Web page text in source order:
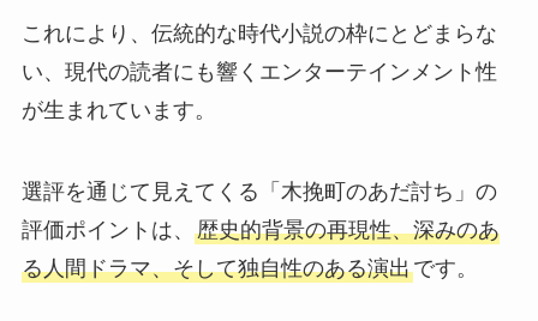
これにより、伝統的な時代小説の枠にとどまらな
い、現代の読者にも響くエンターテインメント性
が生まれています。
選評を通じて見えてくる「木挽町のあだ討ち」の
評価ポイントは、 歴史的背景の再現性、深みのあ
る人間ドラマ、そして独自性のある演出です。